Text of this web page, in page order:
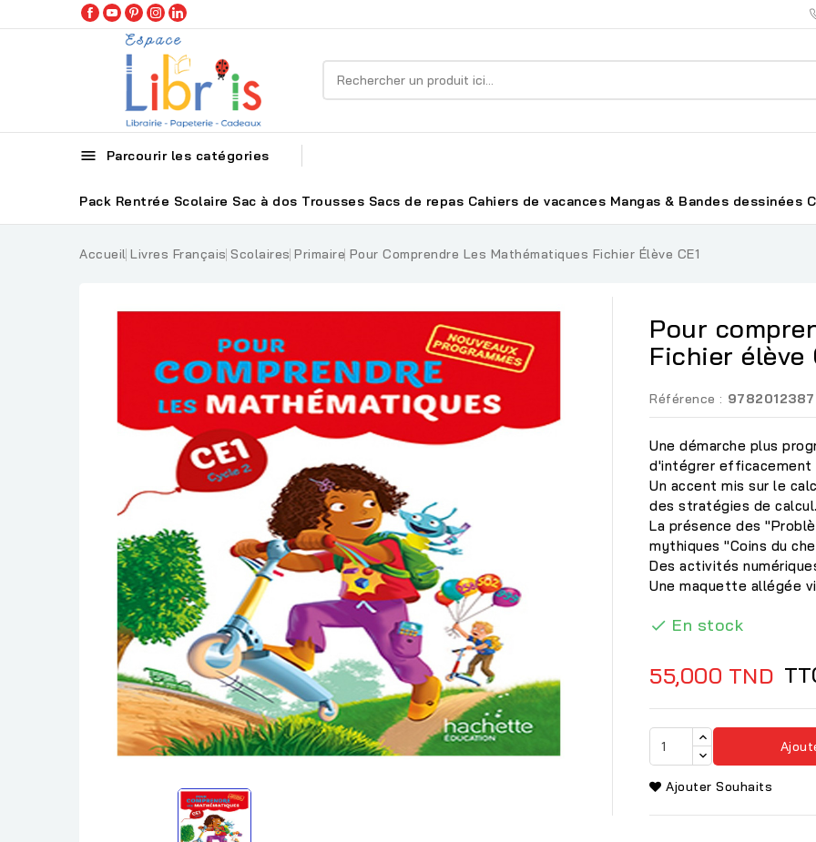
 Parcourir les catégories
Pack Rentrée Scolaire Sac à dos Trousses Sacs de repas Cahiers de vacances Mangas & Bandes dessinées
Accueil Livres Français Scolaires Primaire Pour Comprendre Les Mathématiques Fichier Élève CE1

Pour
Fichier élève
Référence :
Une démarche plus
d'intégrer efficacement
Un accent mis sur le
des stratégies de calcul.
La présence des
mythiques "Coins du
Des activités
Une maquette allégée
 En stock
55,000 TND
Ajouter Souhaits